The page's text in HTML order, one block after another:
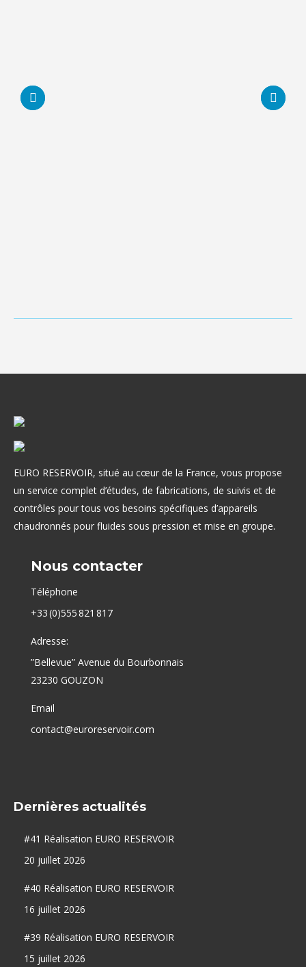
EURO RESERVOIR, situé au cœur de la France, vous propose
un service complet d’études, de fabrications, de suivis et de
contrôles pour tous vos besoins spécifiques d’appareils
chaudronnés pour fluides sous pression et mise en groupe.
Nous contacter
Téléphone
+33 (0)555 821 817
Adresse:
”Bellevue” Avenue du Bourbonnais
23230 GOUZON
Email
contact@euroreservoir.com
Dernières actualités
#41 Réalisation EURO RESERVOIR
20 juillet 2026
#40 Réalisation EURO RESERVOIR
16 juillet 2026
#39 Réalisation EURO RESERVOIR
15 juillet 2026